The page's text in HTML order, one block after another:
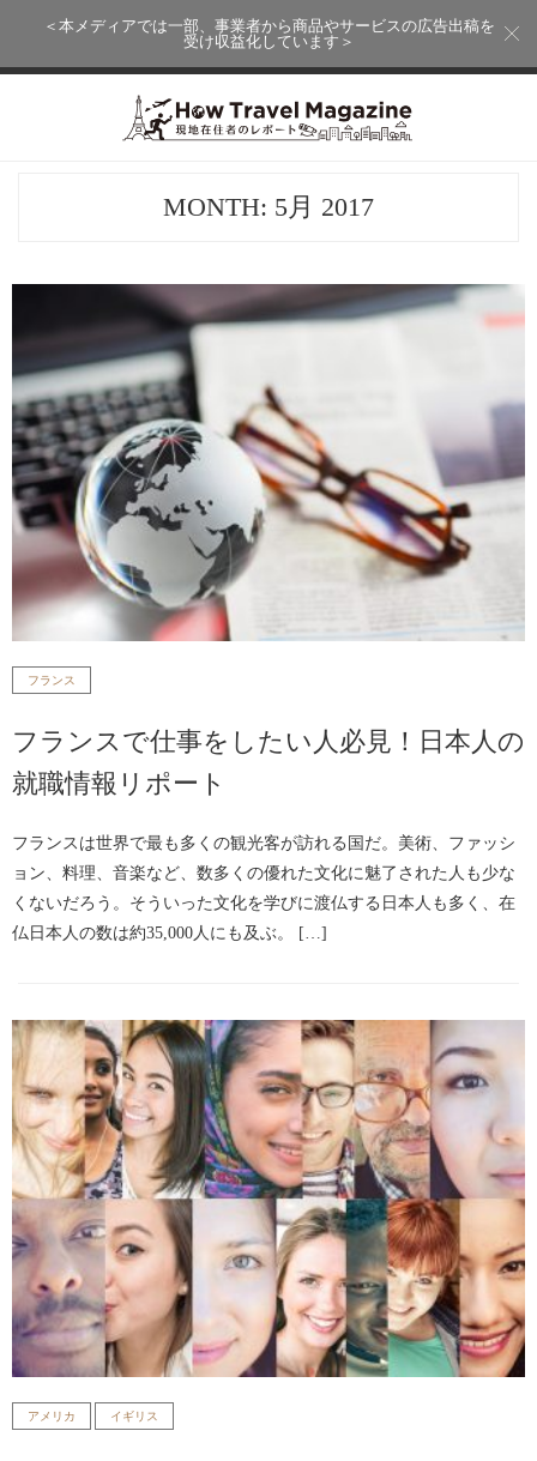
＜本メディアでは一部、事業者から商品やサービスの広告出稿を
受け収益化しています＞
MONTH: 5月 2017
フランス
フランスで仕事をしたい人必見！日本人の
就職情報リポート
フランスは世界で最も多くの観光客が訪れる国だ。美術、ファッシ
ョン、料理、音楽など、数多くの優れた文化に魅了された人も少な
くないだろう。そういった文化を学びに渡仏する日本人も多く、在
仏日本人の数は約35,000人にも及ぶ。 […]
アメリカ イギリス